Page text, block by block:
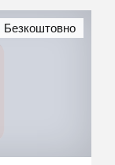
Безкоштовно